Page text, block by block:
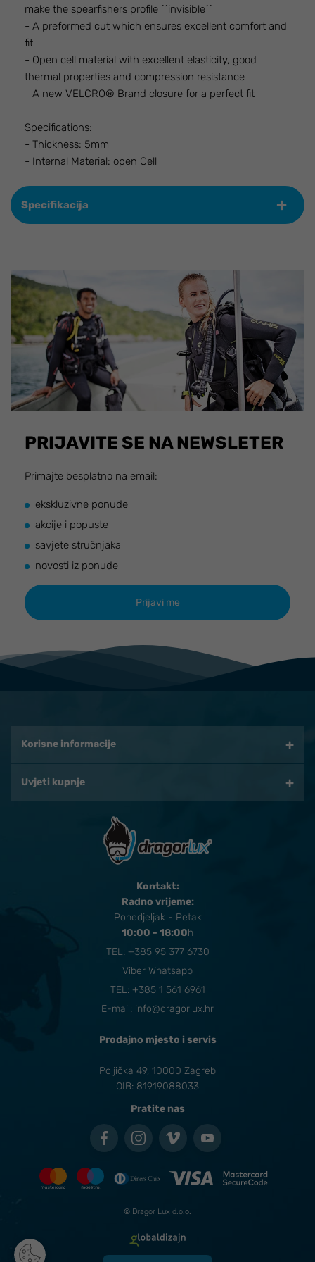
make the spearfishers profile ´´invisible´´
- A preformed cut which ensures excellent comfort and
fit
- Open cell material with excellent elasticity, good
thermal properties and compression resistance
- A new VELCRO® Brand closure for a perfect fit
Specifications:
- Thickness: 5mm
- Internal Material: open Cell
Specifikacija
PRIJAVITE SE NA NEWSLETER
Primajte besplatno na email:
ekskluzivne ponude
akcije i popuste
savjete stručnjaka
novosti iz ponude
Korisne informacije
Uvjeti kupnje
Kontakt:
Radno vrijeme:
Ponedjeljak - Petak
10:00 - 18:00​h
TEL: +385 95 377 6730
Viber Whatsapp
TEL: +385 1 561 6961
E-mail: info@dragorlux.hr
Prodajno mjesto i servis
Poljička 49, 10000 Zagreb
OIB: 81919088033
Pratite nas
© Dragor Lux d.o.o.